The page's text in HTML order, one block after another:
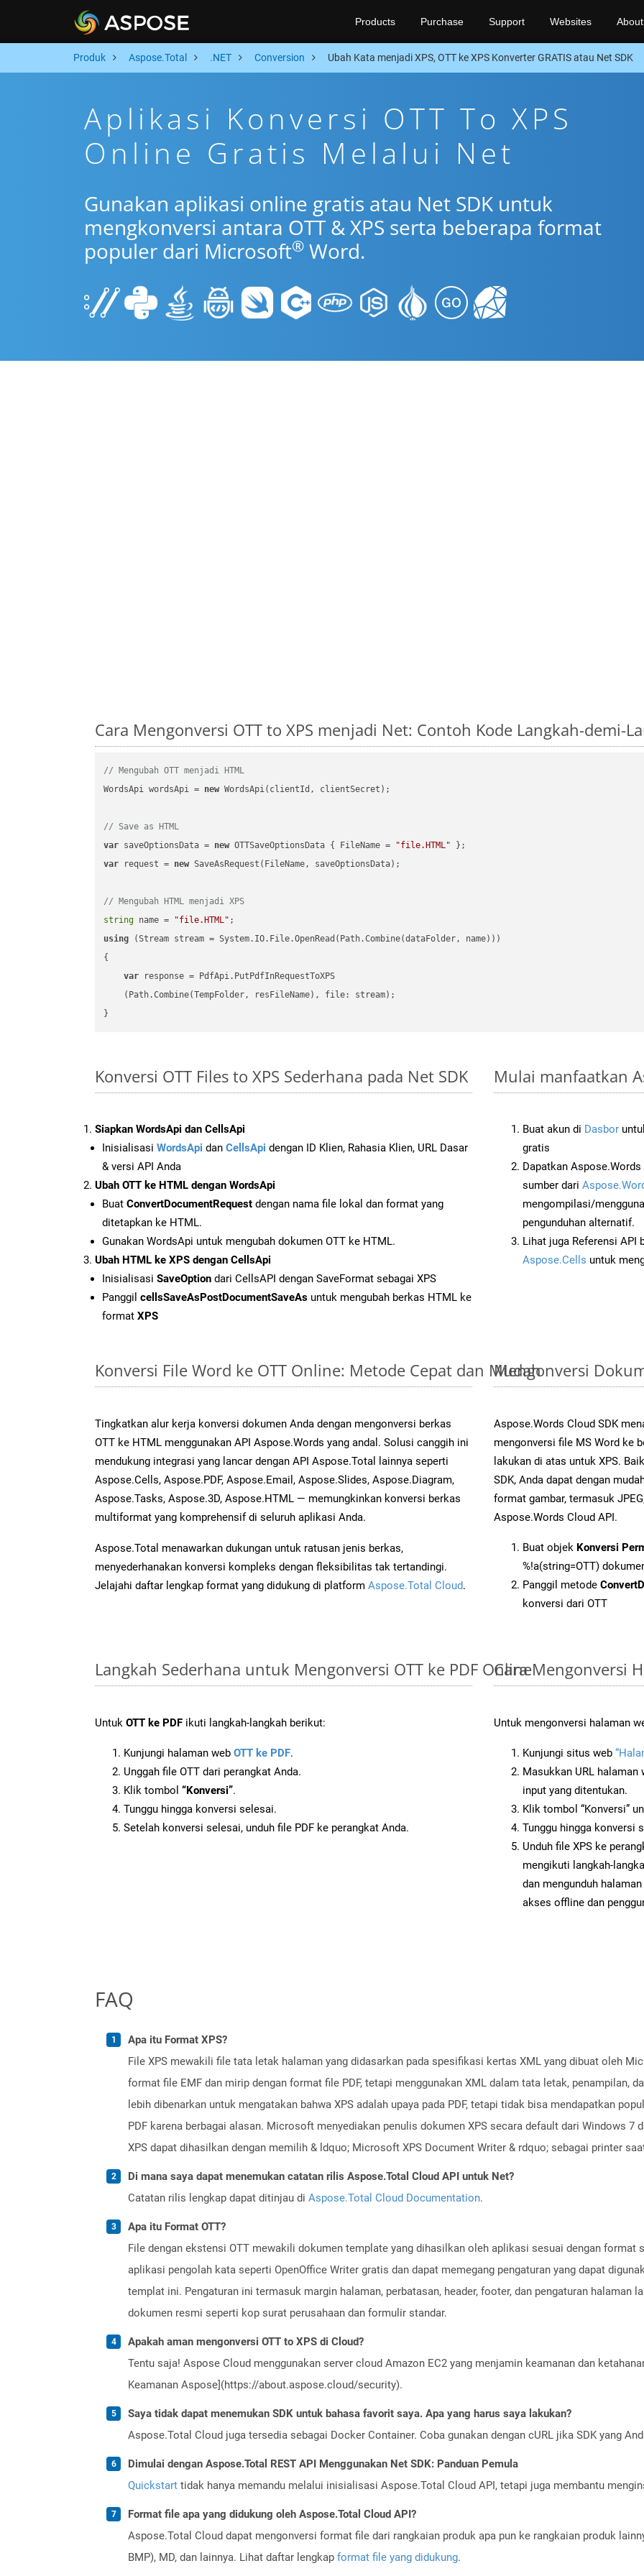
Products Purchase Support Websites About
Produk Aspose.Total .NET Conversion Ubah Kata menjadi XPS, OTT ke XPS Konverter GRATIS atau Net SDK
Aplikasi Konversi OTT To XPS
Online Gratis Melalui Net
Gunakan aplikasi online gratis atau Net SDK untuk
mengkonversi antara OTT & XPS serta beberapa format
populer dari Microsoft® Word.
Cara Mengonversi OTT to XPS menjadi Net: Contoh Kode Langkah-demi-
// Mengubah OTT menjadi HTML
WordsApi wordsApi = new WordsApi(clientId, clientSecret);
// Save as HTML
var saveOptionsData = new OTTSaveOptionsData { FileName = "file.HTML"
var request = new SaveAsRequest(FileName, saveOptionsData);
// Mengubah HTML menjadi XPS
string name = "file.HTML"
using (Stream stream = System.IO.File.OpenRead(Path.Combine(dataFolder, name)))
{
var response = PdfApi.PutPdfInRequestToXPS
    (Path.Combine(TempFolder, resFileName), file: stream);
Konversi OTT Files to XPS Sederhana pada Net SDK
Siapkan WordsApi dan CellsApi
Inisialisasi WordsApi dan CellsApi dengan ID Klien, Rahasia Klien, URL Dasar
& versi API Anda
Ubah OTT ke HTML dengan WordsApi
Buat ConvertDocumentRequest dengan nama file lokal dan format yang
ditetapkan ke HTML.
Gunakan WordsApi untuk mengubah dokumen OTT ke HTML.
Ubah HTML ke XPS dengan CellsApi
Inisialisasi SaveOption dari CellsAPI dengan SaveFormat sebagai XPS
Panggil cellsSaveAsPostDocumentSaveAs untuk mengubah berkas HTML ke
format XPS
Mulai manfaatkan
Buat akun di Dasbor
gratis
Dapatkan
sumber dari
mengompilasi/
pengunduhan alternatif.
Lihat juga Referensi API
Aspose.Cells untuk
Konversi File Word ke OTT Online: Metode Cepat dan Mudah
Tingkatkan alur kerja konversi dokumen Anda dengan mengonversi berkas
OTT ke HTML menggunakan API Aspose.Words yang andal. Solusi canggih ini
mendukung integrasi yang lancar dengan API Aspose.Total lainnya seperti
Aspose.Cells, Aspose.PDF, Aspose.Email, Aspose.Slides, Aspose.Diagram,
Aspose.Tasks, Aspose.3D, Aspose.HTML — memungkinkan konversi berkas
multiformat yang komprehensif di seluruh aplikasi Anda.
Aspose.Total menawarkan dukungan untuk ratusan jenis berkas,
menyederhanakan konversi kompleks dengan fleksibilitas tak tertandingi.
Jelajahi daftar lengkap format yang didukung di platform Aspose.Total Cloud.
Mengonversi
Aspose.Words Cloud SDK
mengonversi file MS Word ke
lakukan di atas untuk XPS.
SDK, Anda dapat dengan
format gambar, termasuk
Aspose.Words Cloud API.
Buat objek Konversi
%!a(string=OTT)
Panggil metode
konversi dari OTT
Langkah Sederhana untuk Mengonversi OTT ke PDF Online
Untuk OTT ke PDF ikuti langkah-langkah berikut:
Kunjungi halaman web OTT ke PDF.
Unggah file OTT dari perangkat Anda.
Klik tombol “Konversi”.
Tunggu hingga konversi selesai.
Setelah konversi selesai, unduh file PDF ke perangkat Anda.
Cara Mengonversi
Untuk mengonversi halaman
Kunjungi situs web
Masukkan URL
input yang ditentukan.
Klik tombol “Konversi”
Tunggu hingga konversi
Unduh file XPS ke
mengikuti langkah-
dan mengunduh
akses offline dan
FAQ
Apa itu Format XPS?
File XPS mewakili file tata letak halaman yang didasarkan pada spesifikasi kertas XML yang dibuat oleh
format file EMF dan mirip dengan format file PDF, tetapi menggunakan XML dalam tata letak, penampilan,
lebih dibenarkan untuk mengatakan bahwa XPS adalah upaya pada PDF, tetapi tidak bisa mendapatkan
PDF karena berbagai alasan. Microsoft menyediakan penulis dokumen XPS secara default dari Windows 7
XPS dapat dihasilkan dengan memilih & ldquo; Microsoft XPS Document Writer & rdquo; sebagai printer
Di mana saya dapat menemukan catatan rilis Aspose.Total Cloud API untuk Net?
Catatan rilis lengkap dapat ditinjau di Aspose.Total Cloud Documentation.
Apa itu Format OTT?
File dengan ekstensi OTT mewakili dokumen template yang dihasilkan oleh aplikasi sesuai dengan format
aplikasi pengolah kata seperti OpenOffice Writer gratis dan dapat memegang pengaturan yang dapat
templat ini. Pengaturan ini termasuk margin halaman, perbatasan, header, footer, dan pengaturan halaman
dokumen resmi seperti kop surat perusahaan dan formulir standar.
Apakah aman mengonversi OTT to XPS di Cloud?
Tentu saja! Aspose Cloud menggunakan server cloud Amazon EC2 yang menjamin keamanan dan
Keamanan Aspose](https://about.aspose.cloud/security).
Saya tidak dapat menemukan SDK untuk bahasa favorit saya. Apa yang harus saya lakukan?
Aspose.Total Cloud juga tersedia sebagai Docker Container. Coba gunakan dengan cURL jika SDK yang
Dimulai dengan Aspose.Total REST API Menggunakan Net SDK: Panduan Pemula
Quickstart tidak hanya memandu melalui inisialisasi Aspose.Total Cloud API, tetapi juga membantu
Format file apa yang didukung oleh Aspose.Total Cloud API?
Aspose.Total Cloud dapat mengonversi format file dari rangkaian produk apa pun ke rangkaian produk
BMP), MD, dan lainnya. Lihat daftar lengkap format file yang didukung.